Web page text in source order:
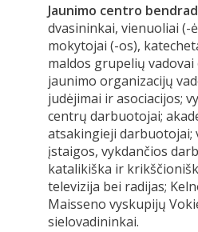
Jaunimo centro
dvasininkai, vienuoliai (-
mokytojai (-os),
maldos grupelių
jaunimo organizacijų
judėjimai ir asociacijos;
centrų darbuotojai;
atsakingieji darbuotojai;
įstaigos, vykdančios
katalikiška ir
televizija bei radijas;
Maisseno vyskupijų
sielovadininkai.